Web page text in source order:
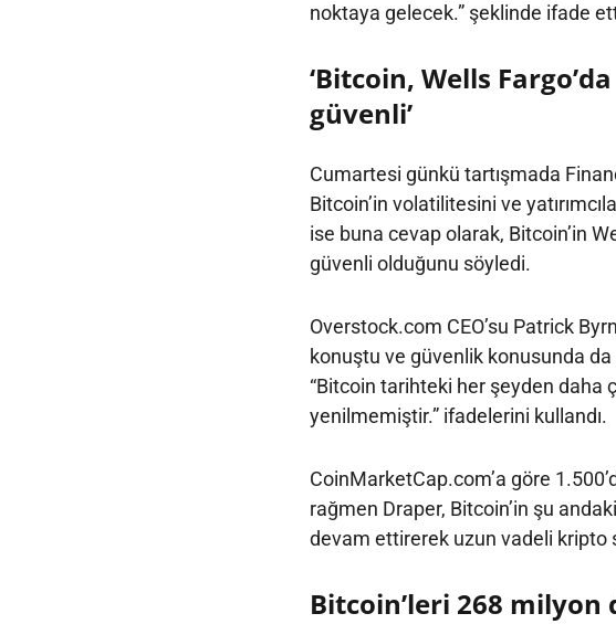
noktaya gelecek.” şeklinde ifade
‘Bitcoin, Wells
güvenli’
Cumartesi günkü tartışmada
Bitcoin’in volatilitesini ve
ise buna cevap olarak, Bitcoin’in
güvenli olduğunu söyledi.
Overstock.com CEO’su Patrick
konuştu ve güvenlik konusunda
“Bitcoin tarihteki her şeyden daha
yenilmemiştir.” ifadelerini kullandı.
CoinMarketCap.com’a göre
rağmen Draper, Bitcoin’in şu
devam ettirerek uzun vadeli kripto
Bitcoin’leri 268